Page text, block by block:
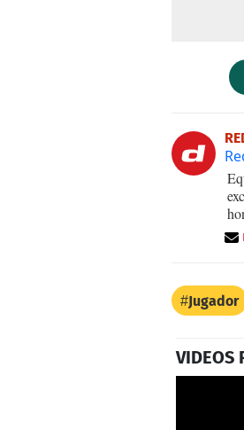
Jugador
VIDEOS